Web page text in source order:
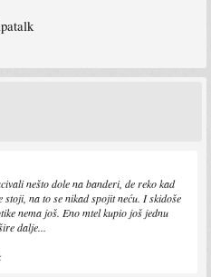
nešto dole na banderi, de reko kad
stoji, na to se nikad spojit neću. I skidoše
nema još. Eno mtel kupio još jednu
dalje...